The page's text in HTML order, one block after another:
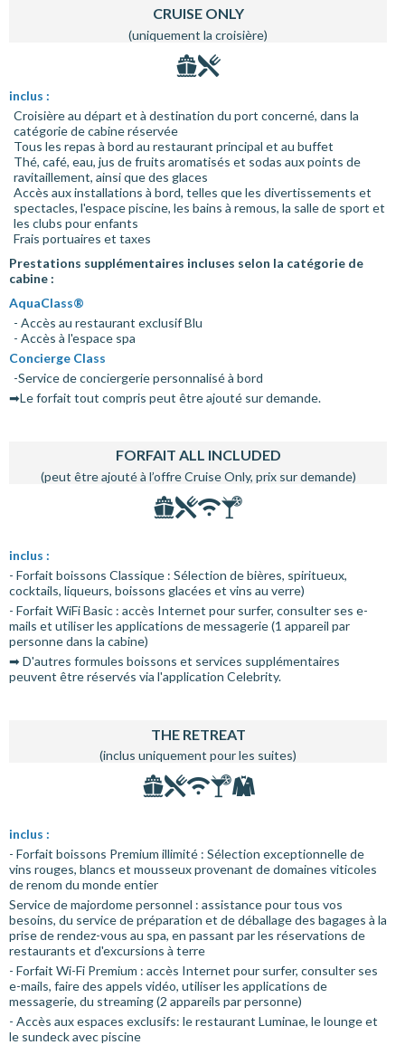
CRUISE ONLY
(uniquement la croisière)
inclus :
Croisière au départ et à destination du port concerné, dans la
catégorie de cabine réservée
Tous les repas à bord au restaurant principal et au buffet
Thé, café, eau, jus de fruits aromatisés et sodas aux points de
ravitaillement, ainsi que des glaces
Accès aux installations à bord, telles que les divertissements et
spectacles, l'espace piscine, les bains à remous, la salle de sport et
les clubs pour enfants
Frais portuaires et taxes
Prestations supplémentaires incluses selon la catégorie de
cabine :
AquaClass®
- Accès au restaurant exclusif Blu
- Accès à l'espace spa
Concierge Class
-Service de conciergerie personnalisé à bord
➡Le forfait tout compris peut être ajouté sur demande.
FORFAIT ALL INCLUDED
(peut être ajouté à l’offre Cruise Only, prix sur demande)
inclus :
- Forfait boissons Classique : Sélection de bières, spiritueux,
cocktails, liqueurs, boissons glacées et vins au verre)
- Forfait WiFi Basic : accès Internet pour surfer, consulter ses e-
mails et utiliser les applications de messagerie (1 appareil par
personne dans la cabine)
➡ D'autres formules boissons et services supplémentaires
peuvent être réservés via l'application Celebrity.
THE RETREAT
(inclus uniquement pour les suites)
inclus :
- Forfait boissons Premium illimité : Sélection exceptionnelle de
vins rouges, blancs et mousseux provenant de domaines viticoles
de renom du monde entier
Service de majordome personnel : assistance pour tous vos
besoins, du service de préparation et de déballage des bagages à la
prise de rendez-vous au spa, en passant par les réservations de
restaurants et d'excursions à terre
- Forfait Wi-Fi Premium : accès Internet pour surfer, consulter ses
e-mails, faire des appels vidéo, utiliser les applications de
messagerie, du streaming (2 appareils par personne)
- Accès aux espaces exclusifs: le restaurant Luminae, le lounge et
le sundeck avec piscine